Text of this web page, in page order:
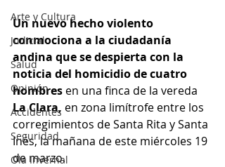
Arte y Cultura
Judicial
Salud
Opinión
Accidentes
Seguridad
Ola Invernal
Un nuevo hecho violento
conmociona a la ciudadanía
andina que se despierta con la
noticia del homicidio de cuatro
hombres en una finca de la vereda
La Clara, en zona limítrofe entre los
corregimientos de Santa Rita y Santa
Inés, la mañana de este miércoles 19
de marzo.